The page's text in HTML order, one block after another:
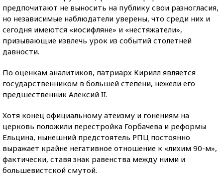
предпочитают не выносить на публику свои разногласия,
но независимые наблюдатели уверены, что среди них и
сегодня имеются «иосифляне» и «нестяжатели»,
призывающие извлечь урок из событий столетней
давности.
По оценкам аналитиков, патриарх Кирилл является
государственником в большей степени, нежели его
предшественник Алексий II.
Хотя конец официальному атеизму и гонениям на
церковь положили перестройка Горбачева и реформы
Ельцина, нынешний предстоятель РПЦ постоянно
выражает крайне негативное отношение к «лихим 90-м»,
фактически, ставя знак равенства между ними и
большевистской смутой.